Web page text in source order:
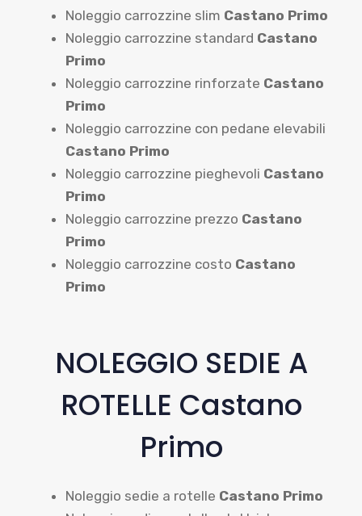
Noleggio carrozzine slim Castano Primo
Noleggio carrozzine standard Castano
Primo
Noleggio carrozzine rinforzate Castano
Primo
Noleggio carrozzine con pedane elevabili
Castano Primo
Noleggio carrozzine pieghevoli Castano
Primo
Noleggio carrozzine prezzo Castano
Primo
Noleggio carrozzine costo Castano
Primo
NOLEGGIO SEDIE A
ROTELLE Castano
Primo
Noleggio sedie a rotelle Castano Primo